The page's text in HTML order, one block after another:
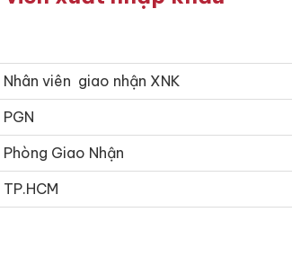
Nhân viên giao nhận XNK
PGN
Phòng Giao Nhận
TP.HCM